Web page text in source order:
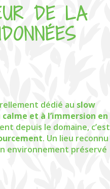
DE LA
dédié au slow
et à l’immersion en
depuis le domaine, c’est
. Un lieu reconnu
environnement préservé